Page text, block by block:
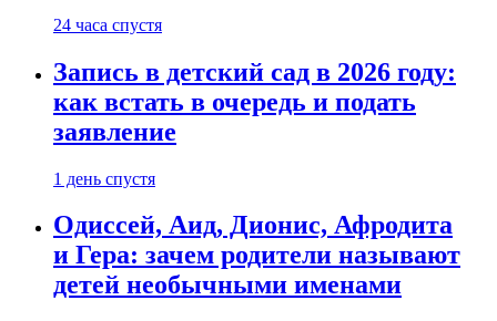
24 часа спустя
Запись в детский сад в 2026 году:
как встать в очередь и подать
заявление
1 день спустя
Одиссей, Аид, Дионис, Афродита
и Гера: зачем родители называют
детей необычными именами